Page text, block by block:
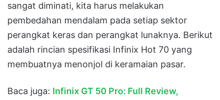
sangat diminati, kita harus melakukan
pembedahan mendalam pada setiap sektor
perangkat keras dan perangkat lunaknya. Berikut
adalah rincian spesifikasi Infinix Hot 70 yang
membuatnya menonjol di keramaian pasar.
Baca juga: Infinix GT 50 Pro: Full Review,